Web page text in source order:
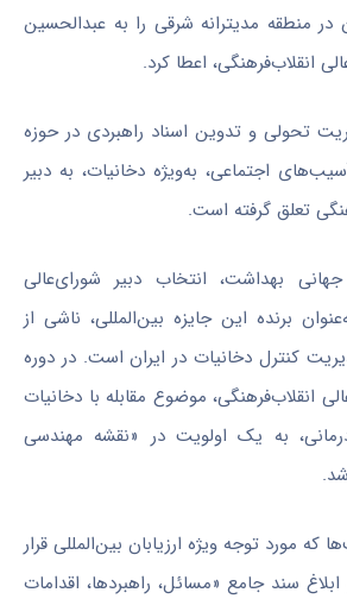
در منطقه مدیترانه شرقی را به عبدالحسین
انقلاب‌فرهنگی، اعطا کرد.
تحولی و تدوین اسناد راهبردی در حوزه
اجتماعی، به‌ویژه دخانیات، به دبیر
تعلق گرفته است.
جهانی بهداشت، انتخاب دبیر شورای‌عالی
برنده این جایزه بین‌المللی، ناشی از
کنترل دخانیات در ایران است. در دوره
انقلاب‌فرهنگی، موضوع مقابله با دخانیات
به یک اولویت در «نقشه مهندسی
.
مورد توجه ویژه ارزیابان بین‌المللی قرار
سند جامع «مسائل، راهبردها، اقدامات